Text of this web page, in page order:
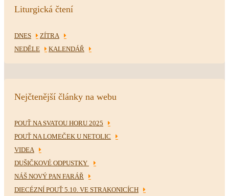
Liturgická čtení
DNES
ZÍTRA
NEDĚLE
KALENDÁŘ
Nejčtenější články na webu
POUŤ NA SVATOU HORU 2025
POUŤ NA LOMEČEK U NETOLIC
VIDEA
DUŠIČKOVÉ ODPUSTKY
NÁŠ NOVÝ PAN FARÁŘ
DIECÉZNÍ POUŤ 5.10. VE STRAKONICÍCH